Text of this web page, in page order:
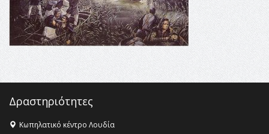
16:27 -Όλυμπος: Εντάχθηκε στον Κατάλογο Παγκόσμιας
Κληρονομιάς της UNESCO – Ομόφωνη η απόφαση Ο
Όλυμπος αναγνωρίστηκε ως φυσικό και πολιτιστικό
αγαθό εξέχουσας οικουμενικής αξίας για την
ανθρωπότητα
16:18 - ΕΝΟΡΙΑΚΕΣ ΚΑΛΟΚΑΙΡΙΝΕΣ ΔΡΑΣΕΙΣ ΓΙΑ ΠΑΙΔΙΑ
ΣΤΗΝ ΕΔΕΣΣΑ
Δραστηριότητες
Κωπηλατικό κέντρο Λουδία